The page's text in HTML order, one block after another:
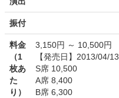
振付
料金
（1
枚あ
た
り）
3,150円 ～ 10,500円
【発売日】2013/04/13
S席 10,500
A席 8,400
B席 6,300